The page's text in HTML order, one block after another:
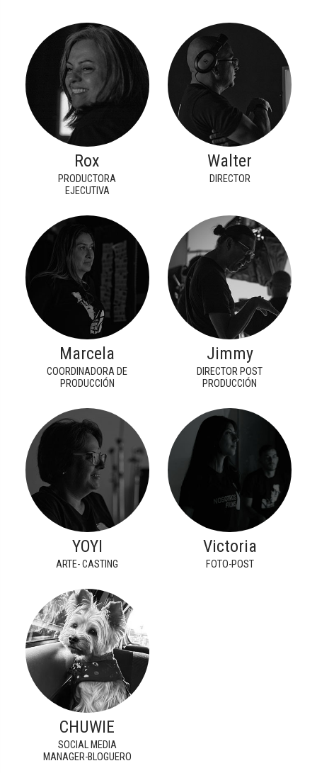
Rox
PRODUCTORA
EJECUTIVA
Walter
DIRECTOR
Marcela
COORDINADORA DE
PRODUCCIÓN
Jimmy
DIRECTOR POST
PRODUCCIÓN
YOYI
ARTE- CASTING
Victoria
FOTO-POST
CHUWIE
SOCIAL MEDIA
MANAGER-BLOGUERO